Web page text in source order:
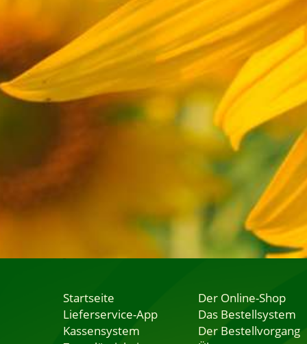
Startseite
Lieferservice-App
Kassensystem
Der Online-Shop
Das Bestellsystem
Der Bestellvorgang